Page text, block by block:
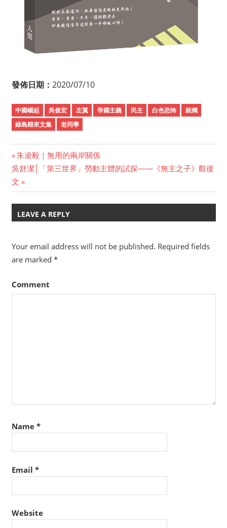
發佈日期： 2020/07/10
中國崛起 吳俊宏 左翼 帝國主義 民主 白色恐怖
統獨
綠島歸來文集
老同學
Post
navigation
Previous
Post:
朱凌毅｜無用的兩岸關係
Next
Post:
吳舒潔│「第三世界」勞動主體的試探——《無主之子》觀後
文
LEAVE A REPLY
Your email address will not be published. Required fields
are marked *
Comment
Name *
Email *
Website